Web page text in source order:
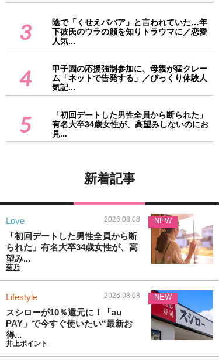
3
陰で「くせえババア」と言われていた…年
下彼氏のウラの顔を知りトラウマに／恋愛
人気...
4
甲子園の応援強制参加に、母親が猛クレー
ム「ネットで告発する」／びっくり体験人
気記...
5
「初回デートした男性全員から断られた」
有名大卒34歳女性が、高望みしないのにお
見...
新着記事
Love 2026.08.08
「初回デートした男性全員から断
られた」有名大卒34歳女性が、高
望み...
菊乃
NEW
Lifestyle 2026.08.08
スシローが10％還元に！「au
PAY」で今すぐ使いたい“最新お
得...
井上ポイント
NEW